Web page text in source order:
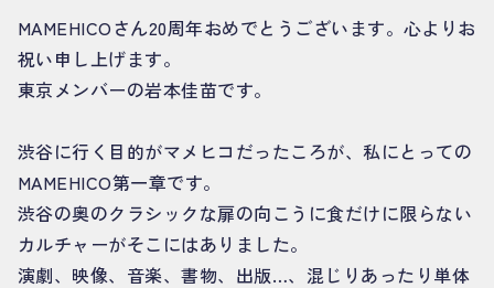
MAMEHICOさん20周年おめでとうございます。心よりお
祝い申し上げます。
東京メンバーの岩本佳苗です。
渋谷に行く目的がマメヒコだったころが、私にとっての
MAMEHICO第一章です。
渋谷の奥のクラシックな扉の向こうに食だけに限らない
カルチャーがそこにはありました。
演劇、映像、音楽、書物、出版…、混じりあったり単体